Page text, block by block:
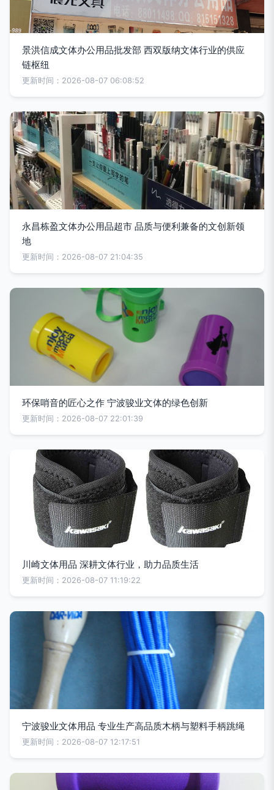
景洪信成文体办公用品批发部 西双版纳文体行业的供应
链枢纽
更新时间：2026-08-07 06:08:52
永昌栋盈文体办公用品超市 品质与便利兼备的文创新领
地
更新时间：2026-08-07 21:04:35
环保哨音的匠心之作 宁波骏业文体的绿色创新
更新时间：2026-08-07 22:01:39
川崎文体用品 深耕文体行业，助力品质生活
更新时间：2026-08-07 11:19:22
宁波骏业文体用品 专业生产高品质木柄与塑料手柄跳绳
更新时间：2026-08-07 12:17:51